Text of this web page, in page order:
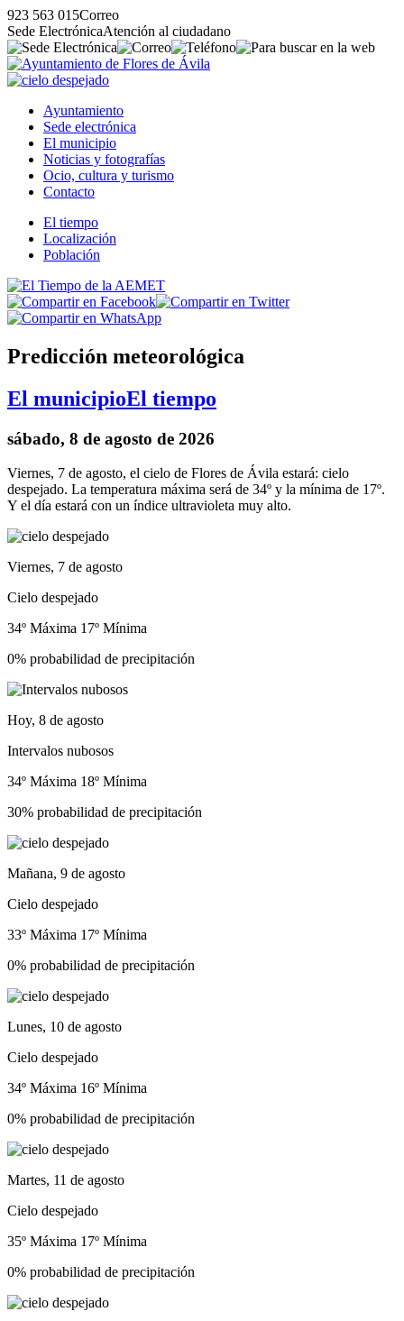
923 563 015Correo
Sede ElectrónicaAtención al ciudadano
Ayuntamiento
Sede electrónica
El municipio
Noticias y fotografías
Ocio, cultura y turismo
Contacto
El tiempo
Localización
Población
Predicción meteorológica
El municipioEl tiempo
sábado, 8 de agosto de 2026
Viernes, 7 de agosto, el cielo de Flores de Ávila estará: cielo
despejado. La temperatura máxima será de 34º y la mínima de 17º.
Y el día estará con un índice ultravioleta muy alto.
Viernes, 7 de agosto
Cielo despejado
34º Máxima 17º Mínima
0% probabilidad de precipitación
Hoy, 8 de agosto
Intervalos nubosos
34º Máxima 18º Mínima
30% probabilidad de precipitación
Mañana, 9 de agosto
Cielo despejado
33º Máxima 17º Mínima
0% probabilidad de precipitación
Lunes, 10 de agosto
Cielo despejado
34º Máxima 16º Mínima
0% probabilidad de precipitación
Martes, 11 de agosto
Cielo despejado
35º Máxima 17º Mínima
0% probabilidad de precipitación